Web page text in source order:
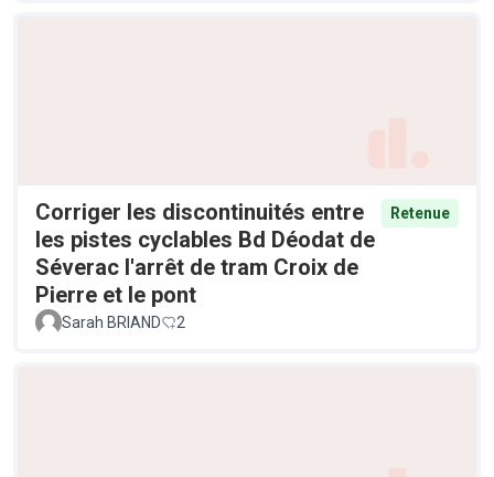
Corriger les discontinuités entre
les pistes cyclables Bd Déodat de
Séverac l'arrêt de tram Croix de
Pierre et le pont
Retenue
Sarah BRIAND 2